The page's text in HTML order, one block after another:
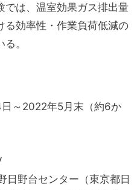
では、温室効果ガス排出量
る効率性・作業負荷低減の
。
～2022年5月末（約6か
日野台センター（東京都日